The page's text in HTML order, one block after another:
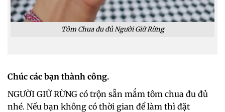
Tôm Chua đu đủ Người Giữ Rừng
Chúc các bạn thành công.
NGƯỜI GIỮ RỪNG có trộn sẵn mắm tôm chua đu đủ
nhé. Nếu bạn không có thời gian để làm thì đặt